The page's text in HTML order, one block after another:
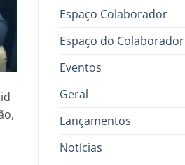
Espaço Colaborador
Espaço do Colaborador
Eventos
Geral
Lançamentos
Notícias